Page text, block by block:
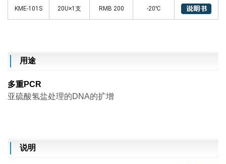
KME-101S 20U×1支 RMB 200 -20℃
用途
多重PCR
亚硫酸氢盐处理的DNA的扩增
说明